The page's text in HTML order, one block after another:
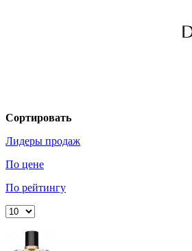
Сортировать
Лидеры продаж
По цене
По рейтингу